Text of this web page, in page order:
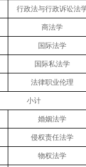
行政法与行政诉讼法
商法学
国际法学
国际私法学
法律职业伦理
小计
婚姻法学
侵权责任法学
物权法学